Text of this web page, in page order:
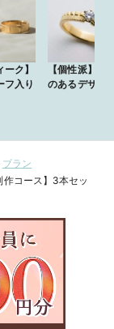
ーク】
フ入り
【個性派】存
のあるデザイ
ブラン
作コース】3本セッ